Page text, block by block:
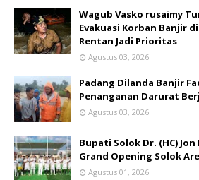
Wagub Vasko rusaimy
Evakuasi Korban Banjir
Rentan Jadi Prioritas
Agustus 03, 2026
Padang Dilanda Banjir
Penanganan Darurat
Agustus 03, 2026
Bupati Solok Dr. (HC)
Grand Opening Solok
Agustus 01, 2026